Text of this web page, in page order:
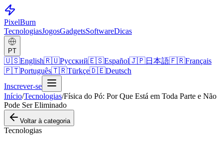
PixelBurn
TecnologiasJogosGadgetsSoftwareDicas
PT
🇺🇸English🇷🇺Русский🇪🇸Español🇯🇵日本語🇫🇷Français
🇵🇹Português🇹🇷Türkçe🇩🇪Deutsch
Inscrever-se
Início/Tecnologias/Física do Pó: Por Que Está em Toda Parte e Não
Pode Ser Eliminado
Voltar à categoria
Tecnologias